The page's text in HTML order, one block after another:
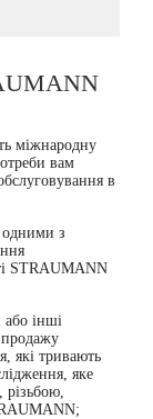
міжнародну
вам
в
одними з
STRAUMANN
або інші
які тривають
яке
різьбою,